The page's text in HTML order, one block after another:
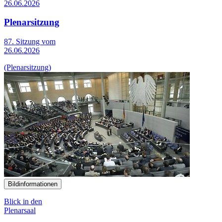
26.06.2026
Plenarsitzung
87. Sitzung vom
26.06.2026
(Plenarsitzung)
Bildinformationen
Blick in den
Plenarsaal